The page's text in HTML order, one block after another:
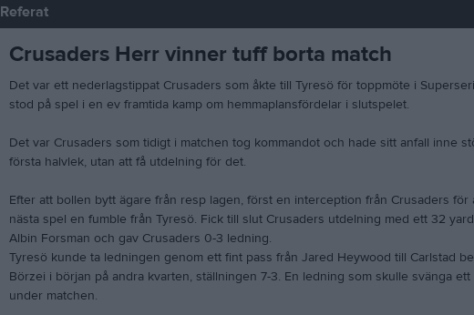
Referat
Crusaders Herr vinner tuff borta match
Det var ett nederlagstippat Crusaders som åkte till Tyresö för toppmöte i
stod på spel i en ev framtida kamp om hemmaplansfördelar i slutspelet.
Det var Crusaders som tidigt i matchen tog kommandot och hade sitt anfall inne
första halvlek, utan att få utdelning för det.
Efter att bollen bytt ägare från resp lagen, först en interception från Crusaders för
nästa spel en fumble från Tyresö. Fick till slut Crusaders utdelning med ett 32
Albin Forsman och gav Crusaders 0-3 ledning.
Tyresö kunde ta ledningen genom ett fint pass från Jared Heywood till Carlstad
Börzei i början på andra kvarten, ställningen 7-3. En ledning som skulle svänga ett
under matchen.